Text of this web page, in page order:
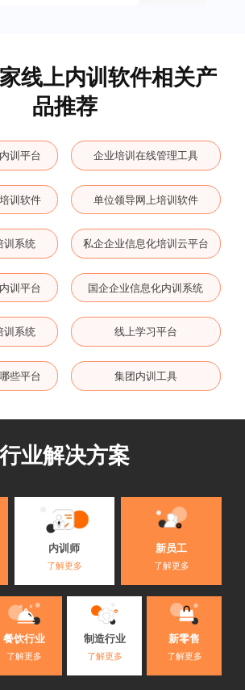
线上内训软件相关产
品推荐
训平台 企业培训在线管理工具
训软件 单位领导网上培训软件
训系统 私企企业信息化培训云平台
训平台 国企企业信息化内训系统
训系统 线上学习平台
些平台 集团内训工具
行业解决方案
内训师
了解更多
新员工
了解更多
餐饮行业
了解更多
制造行业
了解更多
新零售
了解更多